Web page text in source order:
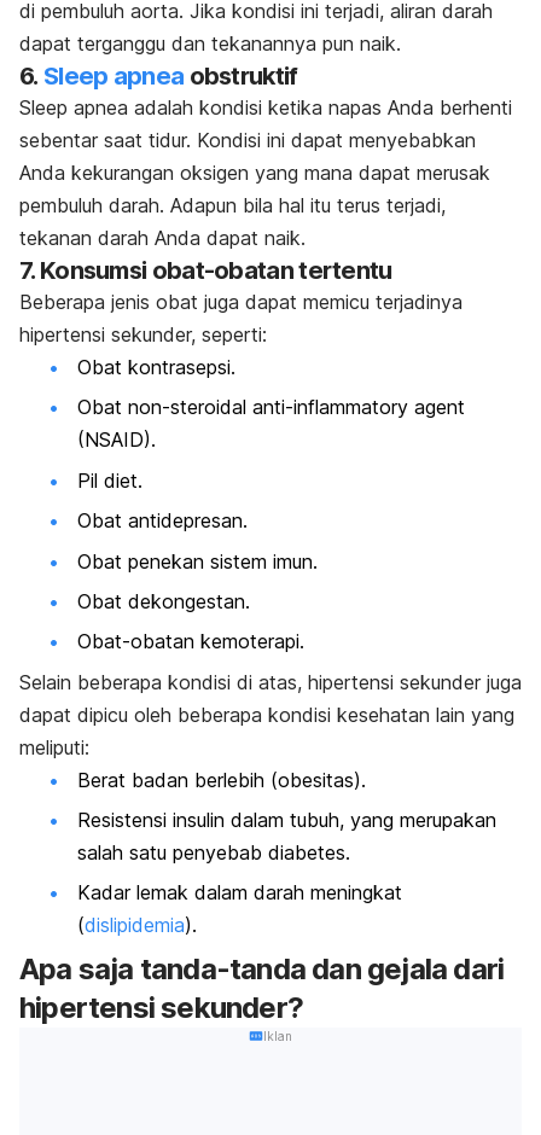
di pembuluh aorta. Jika kondisi ini terjadi, aliran darah
dapat terganggu dan tekanannya pun naik.
6. Sleep apnea obstruktif
Sleep apnea adalah kondisi ketika napas Anda berhenti
sebentar saat tidur. Kondisi ini dapat menyebabkan
Anda kekurangan oksigen yang mana dapat merusak
pembuluh darah. Adapun bila hal itu terus terjadi,
tekanan darah Anda dapat naik.
7. Konsumsi obat-obatan tertentu
Beberapa jenis obat juga dapat memicu terjadinya
hipertensi sekunder, seperti:
Obat kontrasepsi.
Obat non-steroidal anti-inflammatory agent
(NSAID).
Pil diet.
Obat antidepresan.
Obat penekan sistem imun.
Obat dekongestan.
Obat-obatan kemoterapi.
Selain beberapa kondisi di atas, hipertensi sekunder juga
dapat dipicu oleh beberapa kondisi kesehatan lain yang
meliputi:
Berat badan berlebih (obesitas).
Resistensi insulin dalam tubuh, yang merupakan
salah satu penyebab diabetes.
Kadar lemak dalam darah meningkat
(dislipidemia).
Apa saja tanda-tanda dan gejala dari
hipertensi sekunder?
Iklan